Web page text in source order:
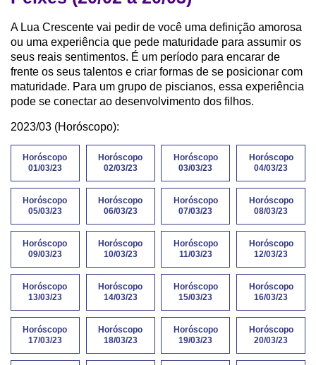
A Lua Crescente vai pedir de você uma definição amorosa
ou uma experiência que pede maturidade para assumir os
seus reais sentimentos. É um período para encarar de
frente os seus talentos e criar formas de se posicionar com
maturidade. Para um grupo de piscianos, essa experiência
pode se conectar ao desenvolvimento dos filhos.
2023/03 (Horóscopo):
Horóscopo
01/03/23
Horóscopo
02/03/23
Horóscopo
03/03/23
Horóscopo
04/03/23
Horóscopo
05/03/23
Horóscopo
06/03/23
Horóscopo
07/03/23
Horóscopo
08/03/23
Horóscopo
09/03/23
Horóscopo
10/03/23
Horóscopo
11/03/23
Horóscopo
12/03/23
Horóscopo
13/03/23
Horóscopo
14/03/23
Horóscopo
15/03/23
Horóscopo
16/03/23
Horóscopo
17/03/23
Horóscopo
18/03/23
Horóscopo
19/03/23
Horóscopo
20/03/23